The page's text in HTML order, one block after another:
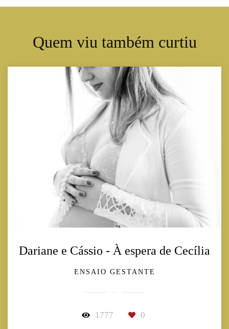
Quem viu também curtiu
Dariane e Cássio - À espera de Cecília
ENSAIO GESTANTE
1777 0